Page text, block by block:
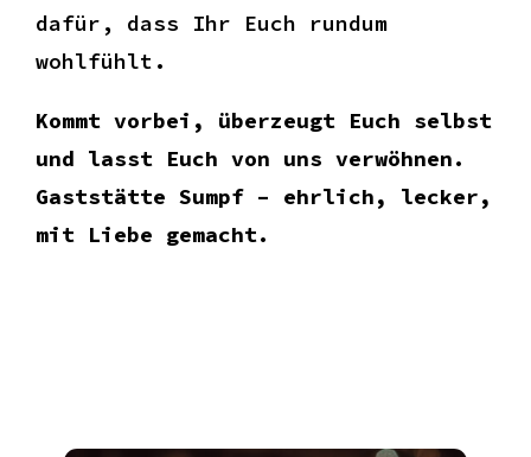
dafür, dass Ihr Euch rundum
wohlfühlt.
Kommt vorbei, überzeugt Euch selbst
und lasst Euch von uns verwöhnen.
Gaststätte Sumpf – ehrlich, lecker,
mit Liebe gemacht.